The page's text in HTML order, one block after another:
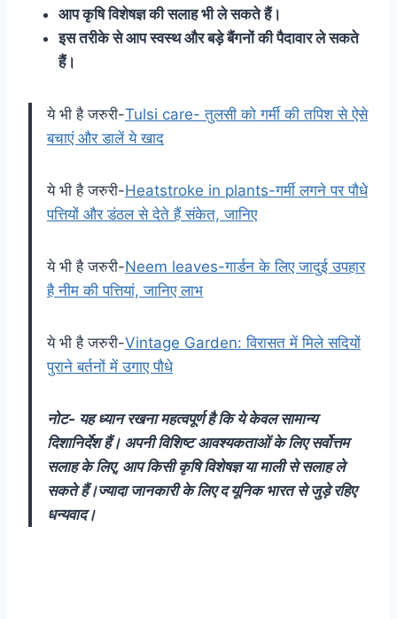
आप कृषि विशेषज्ञ की सलाह भी ले सकते हैं।
इस तरीके से आप स्वस्थ और बड़े बैंगनों की पैदावार ले सकते
हैं।
ये भी है जरुरी-Tulsi care- तुलसी को गर्मी की तपिश से ऐसे
बचाएं और डालें ये खाद
ये भी है जरुरी-Heatstroke in plants-गर्मी लगने पर पौधे
पत्तियों और डंठल से देते हैं संकेत, जानिए
ये भी है जरुरी-Neem leaves-गार्डन के लिए जादुई उपहार
है नीम की पत्तियां, जानिए लाभ
ये भी है जरुरी-Vintage Garden: विरासत में मिले सदियों
पुराने बर्तनों में उगाए पौधे
नोट- यह ध्यान रखना महत्वपूर्ण है कि ये केवल सामान्य
दिशानिर्देश हैं। अपनी विशिष्ट आवश्यकताओं के लिए सर्वोत्तम
सलाह के लिए, आप किसी कृषि विशेषज्ञ या माली से सलाह ले
सकते हैं।ज्यादा जानकारी के लिए द यूनिक भारत से जुड़े रहिए
धन्यवाद।